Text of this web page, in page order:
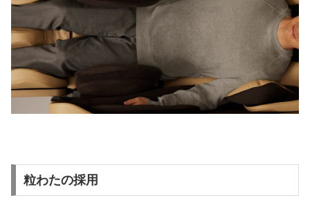
粒わたの採用